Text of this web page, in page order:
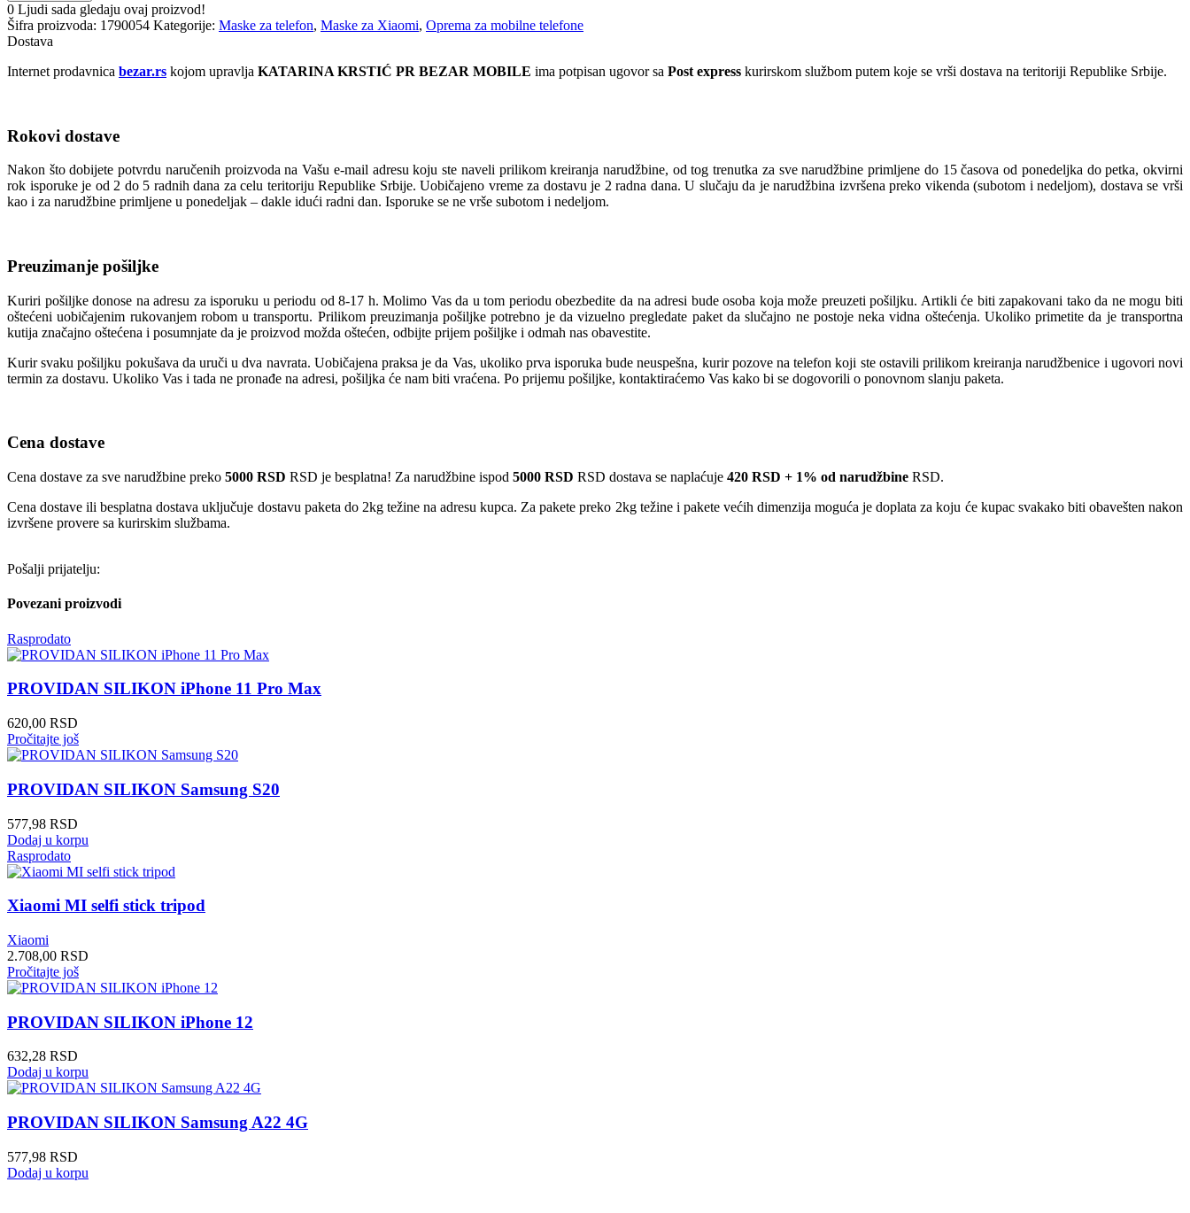
0 Ljudi sada gledaju ovaj proizvod!
Šifra proizvoda: 1790054 Kategorije: Maske za telefon, Maske za Xiaomi, Oprema za mobilne telefone
Dostava
Internet prodavnica bezar.rs kojom upravlja KATARINA KRSTIĆ PR BEZAR MOBILE ima potpisan ugovor sa Post express kurirskom službom putem koje se vrši dostava na teritoriji Republike Srbije.
Rokovi dostave
Nakon što dobijete potvrdu naručenih proizvoda na Vašu e-mail adresu koju ste naveli prilikom kreiranja narudžbine, od tog trenutka za sve narudžbine primljene do 15 časova od ponedeljka do petka, okvirni
rok isporuke je od 2 do 5 radnih dana za celu teritoriju Republike Srbije. Uobičajeno vreme za dostavu je 2 radna dana. U slučaju da je narudžbina izvršena preko vikenda (subotom i nedeljom), dostava se vrši
kao i za narudžbine primljene u ponedeljak – dakle idući radni dan. Isporuke se ne vrše subotom i nedeljom.
Preuzimanje pošiljke
Kuriri pošiljke donose na adresu za isporuku u periodu od 8-17 h. Molimo Vas da u tom periodu obezbedite da na adresi bude osoba koja može preuzeti pošiljku. Artikli će biti zapakovani tako da ne mogu biti
oštećeni uobičajenim rukovanjem robom u transportu. Prilikom preuzimanja pošiljke potrebno je da vizuelno pregledate paket da slučajno ne postoje neka vidna oštećenja. Ukoliko primetite da je transportna
kutija značajno oštećena i posumnjate da je proizvod možda oštećen, odbijte prijem pošiljke i odmah nas obavestite.
Kurir svaku pošiljku pokušava da uruči u dva navrata. Uobičajena praksa je da Vas, ukoliko prva isporuka bude neuspešna, kurir pozove na telefon koji ste ostavili prilikom kreiranja narudžbenice i ugovori novi
termin za dostavu. Ukoliko Vas i tada ne pronađe na adresi, pošiljka će nam biti vraćena. Po prijemu pošiljke, kontaktiraćemo Vas kako bi se dogovorili o ponovnom slanju paketa.
Cena dostave
Cena dostave za sve narudžbine preko 5000 RSD RSD je besplatna! Za narudžbine ispod 5000 RSD RSD dostava se naplaćuje 420 RSD + 1% od narudžbine RSD.
Cena dostave ili besplatna dostava uključuje dostavu paketa do 2kg težine na adresu kupca. Za pakete preko 2kg težine i pakete većih dimenzija moguća je doplata za koju će kupac svakako biti obavešten nakon
izvršene provere sa kurirskim službama.
Pošalji prijatelju:
Povezani proizvodi
Rasprodato
PROVIDAN SILIKON iPhone 11 Pro Max
620,00 RSD
Pročitajte još
PROVIDAN SILIKON Samsung S20
577,98 RSD
Dodaj u korpu
Rasprodato
Xiaomi MI selfi stick tripod
Xiaomi
2.708,00 RSD
Pročitajte još
PROVIDAN SILIKON iPhone 12
632,28 RSD
Dodaj u korpu
PROVIDAN SILIKON Samsung A22 4G
577,98 RSD
Dodaj u korpu